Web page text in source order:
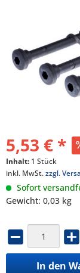
5,53 € *
Inhalt: 1 Stück
inkl. MwSt.zzgl.
Sofort
Gewicht: 0,03 kg
In den